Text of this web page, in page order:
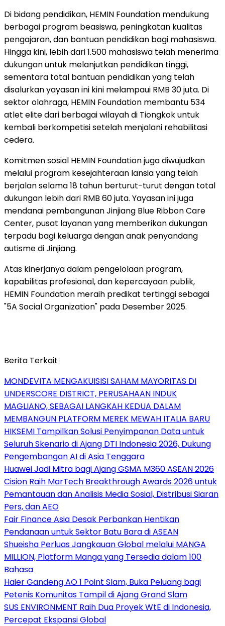
Di bidang pendidikan, HEMIN Foundation mendukung
berbagai program beasiswa, peningkatan kualitas
pengajaran, dan bantuan pendidikan bagi mahasiswa.
Hingga kini, lebih dari 1.500 mahasiswa telah menerima
dukungan untuk melanjutkan pendidikan tinggi,
sementara total bantuan pendidikan yang telah
disalurkan yayasan ini kini melampaui RMB 30 juta. Di
sektor olahraga, HEMIN Foundation membantu 534
atlet elite dari berbagai wilayah di Tiongkok untuk
kembali berkompetisi setelah menjalani rehabilitasi
cedera.
Komitmen sosial HEMIN Foundation juga diwujudkan
melalui program kesejahteraan lansia yang telah
berjalan selama 18 tahun berturut-turut dengan total
dukungan lebih dari RMB 60 juta. Yayasan ini juga
mendanai pembangunan Jinjiang Blue Ribbon Care
Center, pusat layanan yang memberikan dukungan
terpadu bagi keluarga dengan anak penyandang
autisme di Jinjiang.
Atas kinerjanya dalam pengelolaan program,
kapabilitas profesional, dan kepercayaan publik,
HEMIN Foundation meraih predikat tertinggi sebagai
"5A Social Organization" pada Desember 2025.
Berita Terkait
MONDEVITA MENGAKUISISI SAHAM MAYORITAS DI
UNDERSCORE DISTRICT, PERUSAHAAN INDUK
MAGLIANO, SEBAGAI LANGKAH KEDUA DALAM
MEMBANGUN PLATFORM MEREK MEWAH ITALIA BARU
HIKSEMI Tampilkan Solusi Penyimpanan Data untuk
Seluruh Skenario di Ajang DTI Indonesia 2026, Dukung
Pengembangan AI di Asia Tenggara
Huawei Jadi Mitra bagi Ajang GSMA M360 ASEAN 2026
Cision Raih MarTech Breakthrough Awards 2026 untuk
Pemantauan dan Analisis Media Sosial, Distribusi Siaran
Pers, dan AEO
Fair Finance Asia Desak Perbankan Hentikan
Pendanaan untuk Sektor Batu Bara di ASEAN
Shueisha Perluas Jangkauan Global melalui MANGA
MILLION, Platform Manga yang Tersedia dalam 100
Bahasa
Haier Gandeng AO 1 Point Slam, Buka Peluang bagi
Petenis Komunitas Tampil di Ajang Grand Slam
SUS ENVIRONMENT Raih Dua Proyek WtE di Indonesia,
Percepat Ekspansi Global